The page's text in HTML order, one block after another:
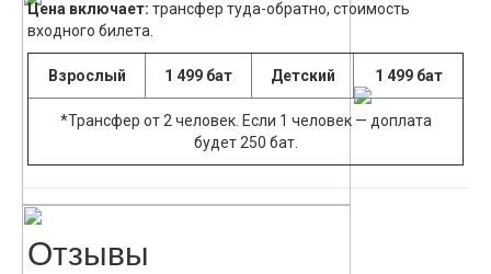
Цена включает: трансфер туда-обратно, стоимость
входного билета.
Взрослый 1 499 бат Детский 1 499 бат
*Трансфер от 2 человек. Если 1 человек — доплата
будет 250 бат.
Отзывы